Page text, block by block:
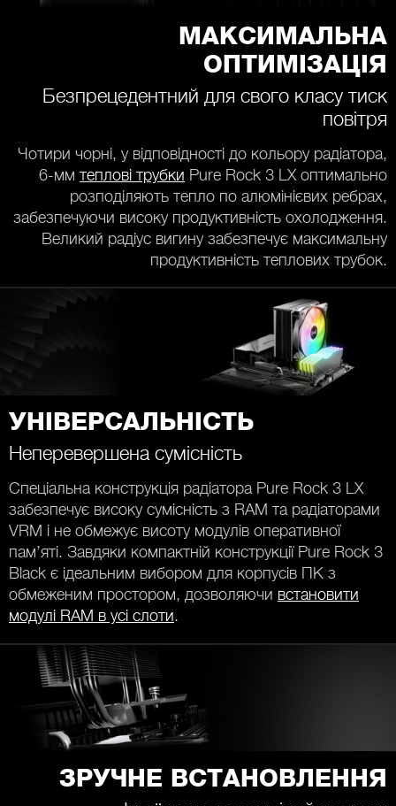
МАКСИМАЛЬНА
ОПТИМІЗАЦІЯ
Безпрецедентний для свого класу тиск
повітря
Чотири чорні, у відповідності до кольору радіатора,
6-мм теплові трубки Pure Rock 3 LX оптимально
розподіляють тепло по алюмінієвих ребрах,
забезпечуючи високу продуктивність охолодження.
Великий радіус вигину забезпечує максимальну
продуктивність теплових трубок.
УНІВЕРСАЛЬНІСТЬ
Неперевершена сумісність
Спеціальна конструкція радіатора Pure Rock 3 LX
забезпечує високу сумісність з RAM та радіаторами
VRM і не обмежує висоту модулів оперативної
пам’яті. Завдяки компактній конструкції Pure Rock 3
Black є ідеальним вибором для корпусів ПК з
обмеженим простором, дозволяючи встановити
модулі RAM в усі слоти.
ЗРУЧНЕ ВСТАНОВЛЕННЯ